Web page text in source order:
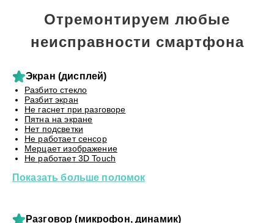
Отремонтируем любые
неисправности смартфона
Экран (дисплей)
Разбито стекло
Разбит экран
Не гаснет при разговоре
Пятна на экране
Нет подсветки
Не работает сенсор
Мерцает изображение
Не работает 3D Touch
Показать больше поломок
Разговор (микрофон, динамик)